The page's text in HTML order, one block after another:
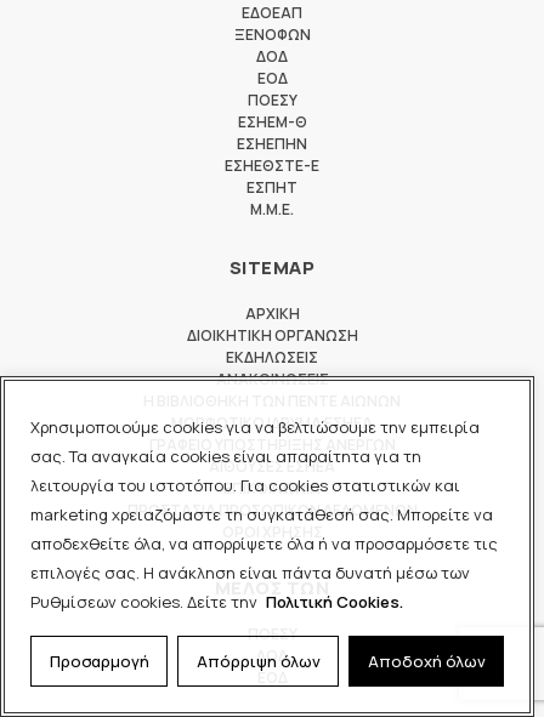
Χρησιμοποιούμε cookies για να βελτιώσουμε την εμπειρία
σας. Τα αναγκαία cookies είναι απαραίτητα για τη
λειτουργία του ιστοτόπου. Για cookies στατιστικών και
marketing χρειαζόμαστε τη συγκατάθεσή σας. Μπορείτε να
αποδεχθείτε όλα, να απορρίψετε όλα ή να προσαρμόσετε τις
επιλογές σας. Η ανάκληση είναι πάντα δυνατή μέσω των
Ρυθμίσεων cookies. Δείτε την Πολιτική Cookies.
Προσαρμογή Απόρριψη όλων Αποδοχή όλων
ΕΔΟΕΑΠ
ΞΕΝΟΦΩΝ
ΔΟΔ
ΕΟΔ
ΠΟΕΣΥ
ΕΣΗΕΜ-Θ
ΕΣΗΕΠΗΝ
ΕΣΗΕΘΣΤΕ-Ε
ΕΣΠΗΤ
M.M.E.
SITEMAP
ΑΡΧΙΚΗ
ΔΙΟΙΚΗΤΙΚΗ ΟΡΓΑΝΩΣΗ
ΕΚΔΗΛΩΣΕΙΣ
ΑΝΑΚΟΙΝΩΣΕΙΣ
ΜΟΡΦΩΤΙΚΟ ΙΔΡΥΜΑ ΕΣΗΕΑ
ΑΙΘΟΥΣΕΣ ΕΣΗΕΑ
ΕΠΙΚΟΙΝΩΝΙΑ
ΠΡΟΣΤΑΣΙΑ ΠΡΟΣΩΠΙΚΩΝ ΔΕΔΟΜΕΝΩΝ
ΠΟΕΣΥ
ΔΟΔ
ΕΟΔ